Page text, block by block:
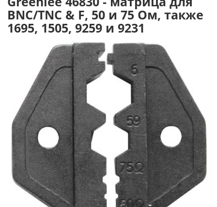
BNC/TNC & F, 50 и 75 Ом, также
1695, 1505, 9259 и 9231